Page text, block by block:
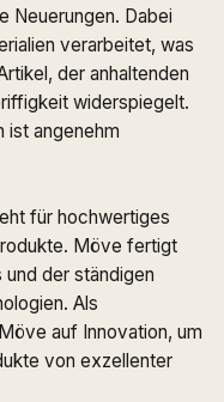
Neuerungen. Dabei
verarbeitet, was
der anhaltenden
widerspiegelt.
ist angenehm
für hochwertiges
Möve fertigt
der ständigen
Als
auf Innovation, um
von exzellenter